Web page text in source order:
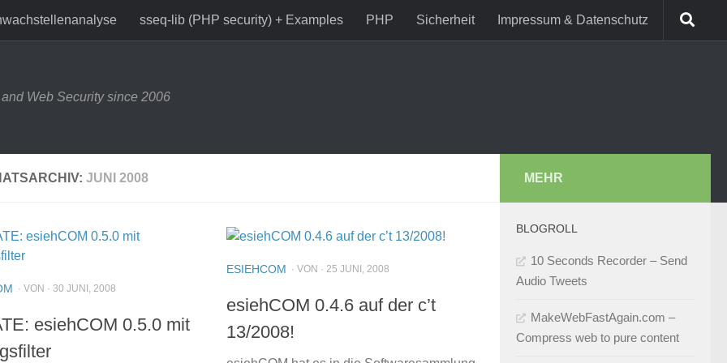
sseq-lib (PHP security) + Examples PHP Sicherheit Impressum & Datenschutz
Web Security since 2006
JUNI 2008
· VON · 30 JUNI, 2008
esiehCOM 0.5.0 mit
ESIEHCOM · VON · 25 JUNI, 2008
esiehCOM 0.4.6 auf der c’t
13/2008!
MEHR
BLOGROLL
10 Seconds Recorder – Send
Audio Tweets
MakeWebFastAgain.com –
Compress web to pure content